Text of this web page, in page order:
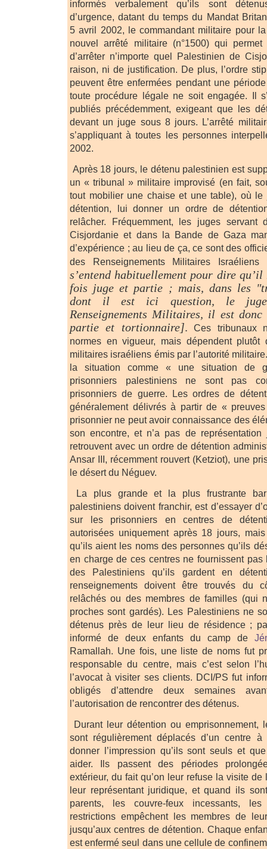
informés verbalement qu’ils sont
d’urgence, datant du temps du Mandat
5 avril 2002, le commandant militaire pour
nouvel arrêté militaire (n°1500) qui
d’arrêter n’importe quel Palestinien de
raison, ni de justification. De plus, l’ordre
peuvent être enfermées pendant une
toute procédure légale ne soit engagée. Il
publiés précédemment, exigeant que les
devant un juge sous 8 jours. L’arrêté
s’appliquant à toutes les personnes
2002.
Après 18 jours, le détenu palestinien est
un « tribunal » militaire improvisé (en fait,
tout mobilier une chaise et une table), où le
détention, lui donner un ordre de
relâcher. Fréquemment, les juges servant
Cisjordanie et dans la Bande de Gaza
d’expérience ; au lieu de ça, ce sont des
des Renseignements Militaires Israéliens
s’entend habituellement pour dire
fois juge et partie ; mais, dans les
dont il est ici question, le juge
Renseignements Militaires, il est donc
partie et tortionnaire]. Ces tribunaux
normes en vigueur, mais dépendent plutôt
militaires israéliens émis par l’autorité
la situation comme « une situation de
prisonniers palestiniens ne sont pas
prisonniers de guerre. Les ordres de
généralement délivrés à partir de «
prisonnier ne peut avoir connaissance des
son encontre, et n’a pas de
retrouvent avec un ordre de détention
Ansar III, récemment rouvert (Ketziot), une
le désert du Néguev.
La plus grande et la plus frustrante
palestiniens doivent franchir, est d’essayer
sur les prisonniers en centres de
autorisées uniquement après 18 jours,
qu’ils aient les noms des personnes qu’ils
en charge de ces centres ne fournissent
des Palestiniens qu’ils gardent en
renseignements doivent être trouvés du
relâchés ou des membres de familles (qui
proches sont gardés). Les Palestiniens ne
détenus près de leur lieu de résidence ;
informé de deux enfants du camp de
Ramallah. Une fois, une liste de noms fut
responsable du centre, mais c’est selon
l’avocat à visiter ses clients. DCI/PS fut
obligés d’attendre deux semaines
l’autorisation de rencontrer des détenus.
Durant leur détention ou emprisonnement,
sont régulièrement déplacés d’un centre
donner l’impression qu’ils sont seuls et
aider. Ils passent des périodes
extérieur, du fait qu’on leur refuse la visite
leur représentant juridique, et quand ils
parents, les couvre-feux incessants,
restrictions empêchent les membres de
jusqu’aux centres de détention. Chaque
est enfermé seul dans une cellule de